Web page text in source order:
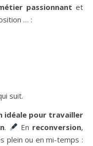
passionnant et
… :
suit.
idéale pour travailler
. En reconversion,
plein ou en mi-temps :